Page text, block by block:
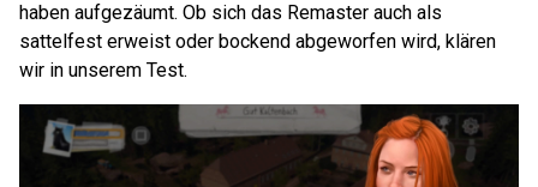
haben aufgezäumt. Ob sich das Remaster auch als
sattelfest erweist oder bockend abgeworfen wird, klären
wir in unserem Test.